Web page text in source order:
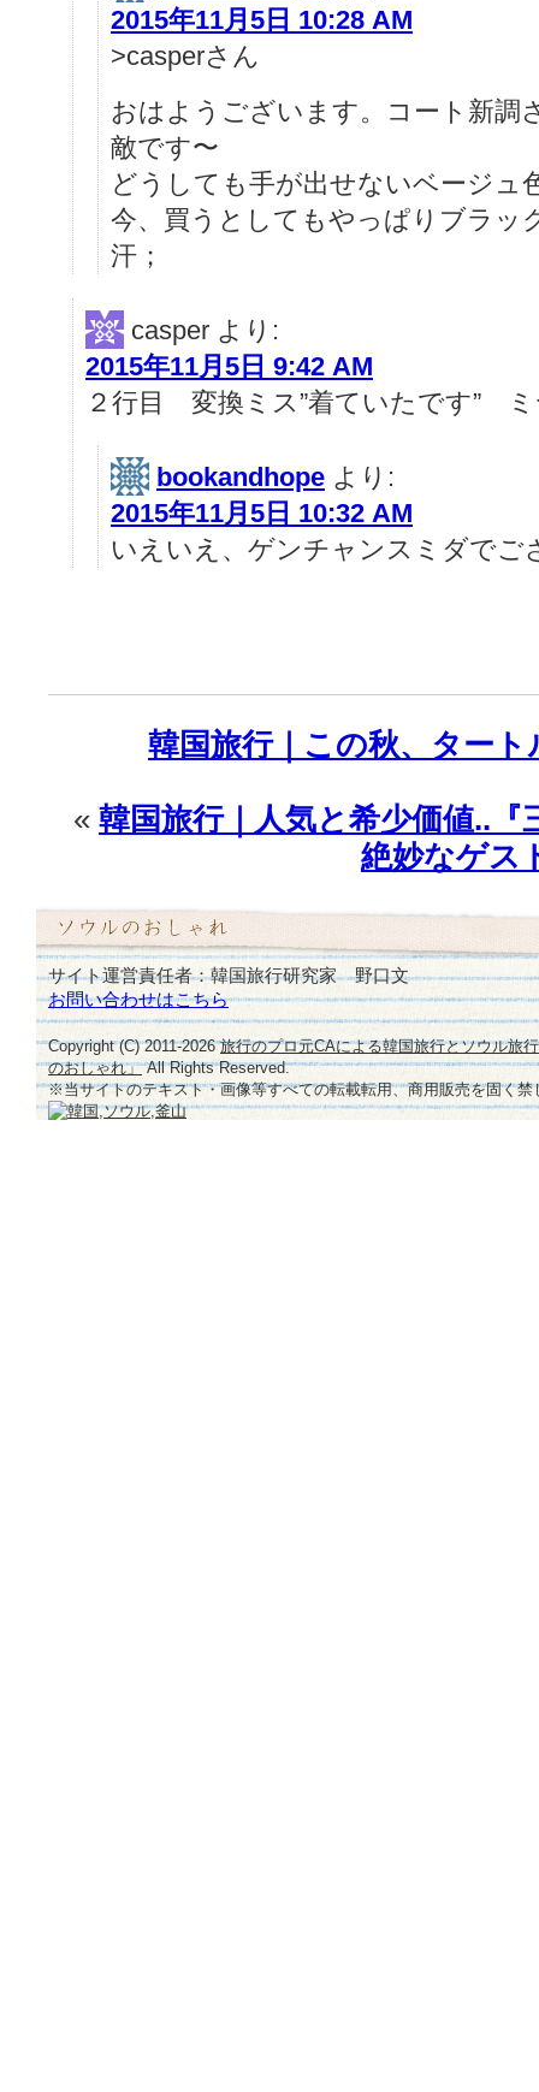
2015年11月5日 10:28 AM
>casperさん
おはようございます。コート新調
敵です〜
どうしても手が出せないベージュ
今、買うとしてもやっぱりブラ
汗；
casper より:
2015年11月5日 9:42 AM
２行目 変換ミス”着ていたです” ミ
bookandhope より:
2015年11月5日 10:32 AM
いえいえ、ゲンチャンスミダでご
韓国旅行｜この秋、ター
« 韓国旅行｜人気と希少価値..『
絶妙なゲス
サイト運営責任者：韓国旅行研究家 野口文
お問い合わせはこちら
Copyright (C) 2011-2026旅行のプロ元CAによる韓国旅行とソウル旅
のおしゃれ」All Rights Reserved.
※当サイトのテキスト・画像等すべての転載転用、商用販売を固く禁